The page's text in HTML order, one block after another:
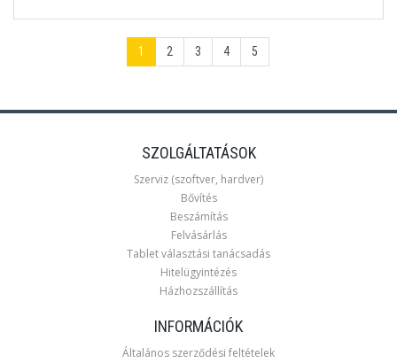
1 2 3 4 5
SZOLGÁLTATÁSOK
Szerviz (szoftver, hardver)
Bővítés
Beszámítás
Felvásárlás
Tablet választási tanácsadás
Hitelügyintézés
Házhozszállítás
INFORMÁCIÓK
Általános szerződési feltételek